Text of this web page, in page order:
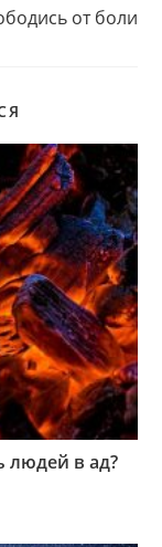
от боли
людей в ад?